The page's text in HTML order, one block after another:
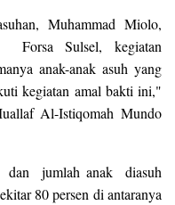
Muhammad Miolo,
Forsa Sulsel, kegiatan
anak-anak asuh yang
kegiatan amal bakti ini,"
Al-Istiqomah Mundo
jumlah anak diasuh
80 persen di antaranya